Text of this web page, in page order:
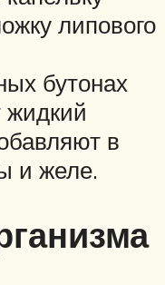
липового
бутонах
жидкий
в
и желе.